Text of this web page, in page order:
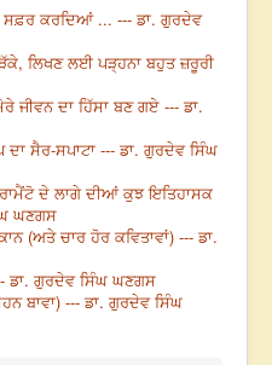
ਸਫ਼ਰ ਕਰਦਿਆਂ ... --- ਡਾ. ਗੁਰਦੇਵ
ਲਿਖਣ ਲਈ ਪੜ੍ਹਨਾ ਬਹੁਤ ਜ਼ਰੂਰੀ
ਜੀਵਨ ਦਾ ਹਿੱਸਾ ਬਣ ਗਏ --- ਡਾ.
ਸੈਰ-ਸਪਾਟਾ --- ਡਾ. ਗੁਰਦੇਵ ਸਿੰਘ
ਦੇ ਲਾਗੇ ਦੀਆਂ ਕੁਝ ਇਤਿਹਾਸਕ
ਘਣਗਸ
(ਅਤੇ ਚਾਰ ਹੋਰ ਕਵਿਤਾਵਾਂ) --- ਡਾ.
ਡਾ. ਗੁਰਦੇਵ ਸਿੰਘ ਘਣਗਸ
ਬਾਵਾ) --- ਡਾ. ਗੁਰਦੇਵ ਸਿੰਘ